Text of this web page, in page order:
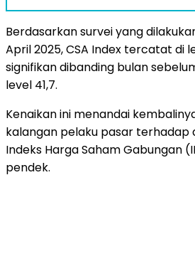
Berdasarkansurveiyang
April2025,CSA Index tercatat di
signifikandibanding bulan
level 41,7.
Kenaikanini menandai
kalangan pelaku pasar terhadap
Indeks HargaSahamGabungan (
pendek.